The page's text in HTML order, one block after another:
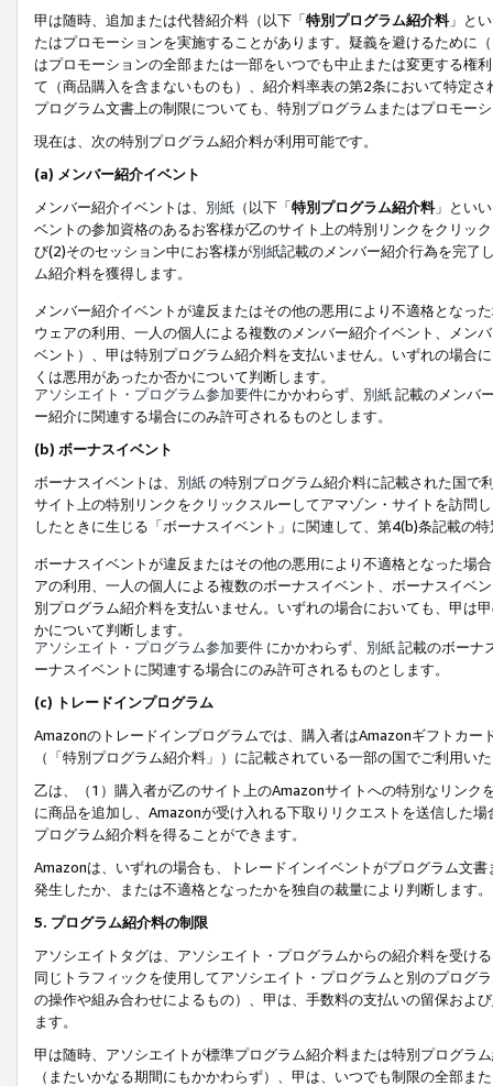
甲は随時、追加または代替紹介料（以下「特別プログラム紹介料」と
たはプロモーションを実施することがあります。疑義を避けるために
はプロモーションの全部または一部をいつでも中止または変更する権
て（商品購入を含まないものも）、紹介料率表の第2条において特定
プログラム文書上の制限についても、特別プログラムまたはプロモー
現在は、次の特別プログラム紹介料が利用可能です。
(a) メンバー紹介イベント
メンバー紹介イベントは、 別紙 （以下「特別プログラム紹介料」とい
ベントの参加資格のあるお客様が乙のサイト上の特別リンクをクリッ
び(2)そのセッション中にお客様が別紙記載のメンバー紹介行為を完了
ム紹介料を獲得します。
メンバー紹介イベントが違反またはその他の悪用により不適格となっ
ウェアの利用、一人の個人による複数のメンバー紹介イベント、メン
ベント）、甲は特別プログラム紹介料を支払いません。いずれの場合
くは悪用があったか否かについて判断します。
アソシエイト・プログラム参加要件にかかわらず、 別紙記載のメンバ
ー紹介に関連する場合にのみ許可されるものとします。
(b) ボーナスイベント
ボーナスイベントは、 別紙の特別プログラム紹介料に記載された国で
サイト上の特別リンクをクリックスルーしてアマゾン・サイトを訪問
したときに生じる「ボーナスイベント」に関連して、第4(b)条記載の
ボーナスイベントが違反またはその他の悪用により不適格となった場
アの利用、一人の個人による複数のボーナスイベント、ボーナスイベ
別プログラム紹介料を支払いません。いずれの場合においても、甲は
かについて判断します。
アソシエイト・プログラム参加要件 にかかわらず、 別紙記載のボーナ
ーナスイベントに関連する場合にのみ許可されるものとします。
(c) トレードインプログラム
Amazonのトレードインプログラムでは、購入者はAmazonギフトカ
（「特別プログラム紹介料」）に記載されている一部の国でご利用い
乙は、（1）購入者が乙のサイト上のAmazonサイトへの特別なリン
に商品を追加し、Amazonが受け入れる下取りリクエストを送信した
プログラム紹介料を得ることができます。
Amazonは、いずれの場合も、トレードインイベントがプログラム文
発生したか、または不適格となったかを独自の裁量により判断します。
5. プログラム紹介料の制限
アソシエイトタグは、アソシエイト・プログラムからの紹介料を受け
同じトラフィックを使用してアソシエイト・プログラムと別のプログ
の操作や組み合わせによるもの）、甲は、手数料の支払いの留保およ
ます。
甲は随時、アソシエイトが標準プログラム紹介料または特別プログラ
（またいかなる期間にもかかわらず）、甲は、いつでも制限の全部